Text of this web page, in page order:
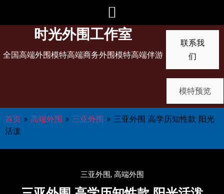
时光外围工作室
全国高端外围模特高端商务外围模特高端伴游
联系我
们
模特预览
首页 » 高端外围 » 三亚外围 » 三亚外围 高学历知性款 阳光
活泼
三亚外围, 高端外围